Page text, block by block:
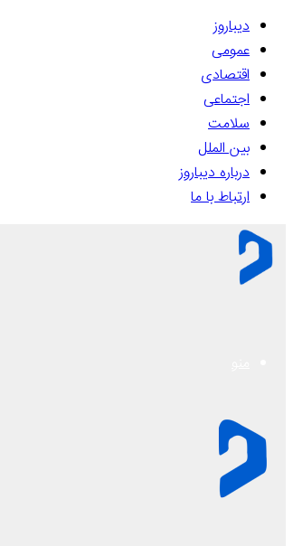
دیباروز
عمومی
اقتصادی
اجتماعی
سلامت
بین الملل
درباره دیباروز
ارتباط با ما